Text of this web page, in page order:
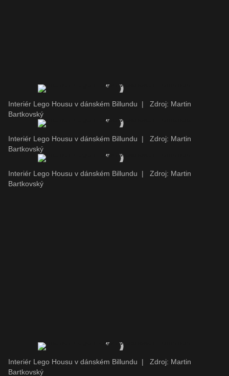
Interiér Lego Housu v dánském Billundu |
Zdroj: Martin
Bartkovský
Interiér Lego Housu v dánském Billundu |
Zdroj: Martin
Bartkovský
Interiér Lego Housu v dánském Billundu |
Zdroj: Martin
Bartkovský
Interiér Lego Housu v dánském Billundu |
Zdroj: Martin
Bartkovský